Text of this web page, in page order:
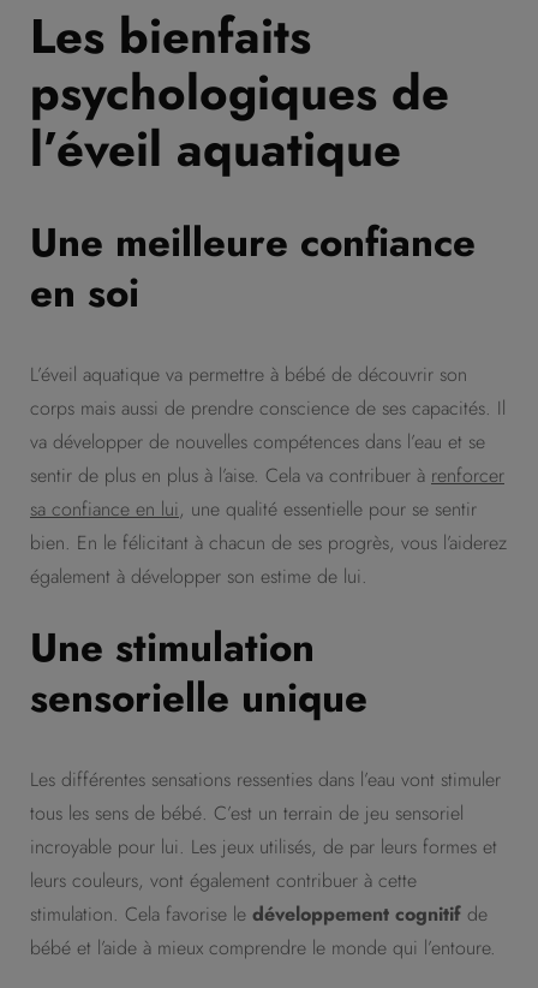
Les bienfaits
psychologiques de
l’éveil aquatique
Une meilleure confiance
en soi
L’éveil aquatique va permettre à bébé de découvrir son
corps mais aussi de prendre conscience de ses capacités. Il
va développer de nouvelles compétences dans l’eau et se
sentir de plus en plus à l’aise. Cela va contribuer à renforcer
sa confiance en lui, une qualité essentielle pour se sentir
bien. En le félicitant à chacun de ses progrès, vous l’aiderez
également à développer son estime de lui.
Une stimulation
sensorielle unique
Les différentes sensations ressenties dans l’eau vont stimuler
tous les sens de bébé. C’est un terrain de jeu sensoriel
incroyable pour lui. Les jeux utilisés, de par leurs formes et
leurs couleurs, vont également contribuer à cette
stimulation. Cela favorise le développement cognitif de
bébé et l’aide à mieux comprendre le monde qui l’entoure.